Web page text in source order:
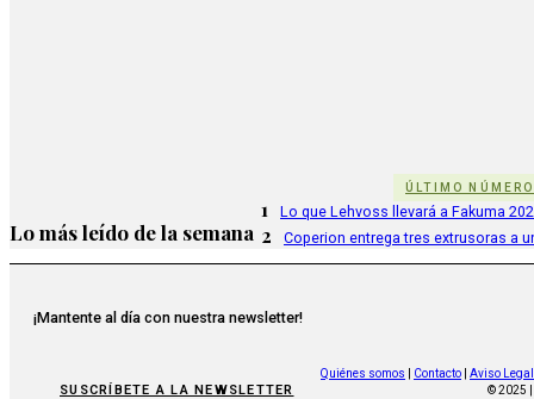
ÚLTIMO NÚMERO
Lo más leído de la semana
1 Lo que Lehvoss llevará a Fakuma
2 Coperion entrega tres extrusoras a
¡Mantente al día con nuestra newsletter!
SUSCRÍBETE A LA NEWSLETTER
Quiénes somos Contacto
Aviso Legal
© 2025